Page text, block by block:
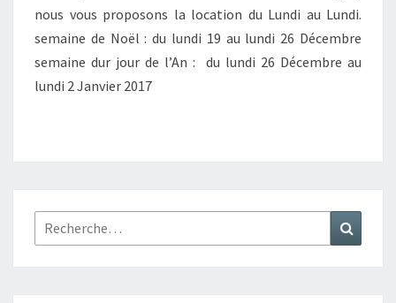
DE
L’AN
nous vous proposons la location du Lundi au Lundi.
semaine de Noël : du lundi 19 au lundi 26 Décembre
semaine dur jour de l’An : du lundi 26 Décembre au
lundi 2 Janvier 2017
Rechercher :